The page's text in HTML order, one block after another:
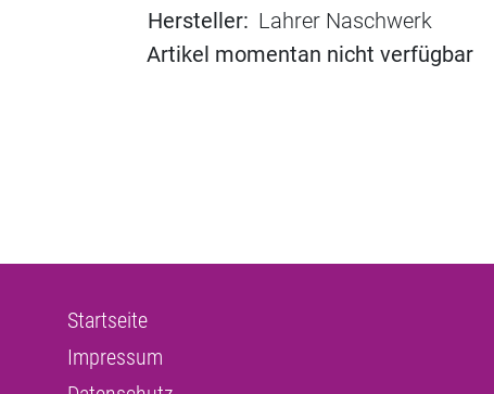
Hersteller: Lahrer Naschwerk
Artikel momentan nicht verfügbar
Startseite
Impressum